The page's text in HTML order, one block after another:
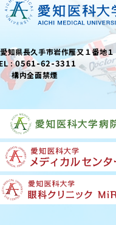
知県長久手市岩作雁又１番地１
:0561-62-3311
構内全面禁煙